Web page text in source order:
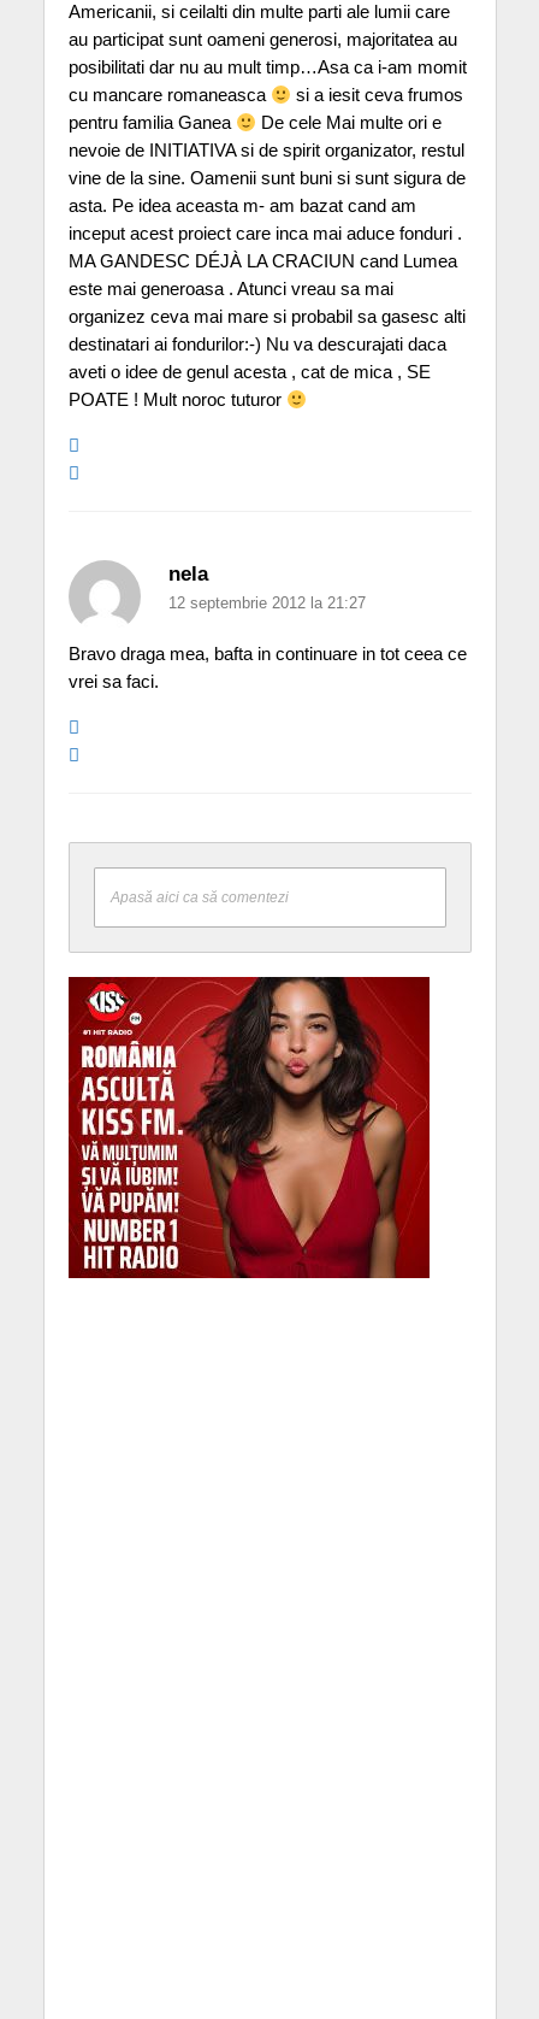
Americanii, si ceilalti din multe parti ale lumii care
au participat sunt oameni generosi, majoritatea au
posibilitati dar nu au mult timp…Asa ca i-am momit
cu mancare romaneasca
si a iesit ceva frumos
pentru familia Ganea
De cele Mai multe ori e
nevoie de INITIATIVA si de spirit organizator, restul
vine de la sine. Oamenii sunt buni si sunt sigura de
asta. Pe idea aceasta m- am bazat cand am
inceput acest proiect care inca mai aduce fonduri .
MA GANDESC DÉJÀ LA CRACIUN cand Lumea
este mai generoasa . Atunci vreau sa mai
organizez ceva mai mare si probabil sa gasesc alti
destinatari ai fondurilor:-) Nu va descurajati daca
aveti o idee de genul acesta , cat de mica , SE
POATE ! Mult noroc tuturor
nela
12 septembrie 2012 la 21:27
Bravo draga mea, bafta in continuare in tot ceea ce
vrei sa faci.
Apasă aici ca să comentezi